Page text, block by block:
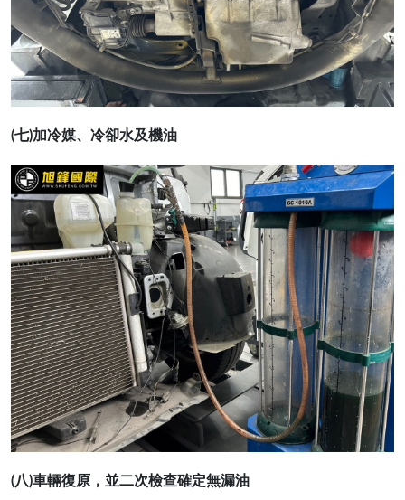
(七)加冷媒、冷卻水及機油
(八)車輛復原，並二次檢查確定無漏油